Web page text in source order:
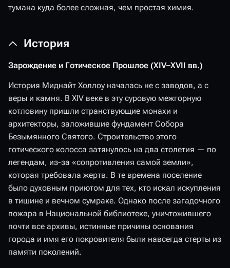
тумана куда более сложная, чем простая химия.
История
Зарождение и Готическое Прошлое (XIV–XVII вв.)
История Миднайт Холлоу началась не с заводов, а с
веры и камня. В XIV веке в эту суровую межгорную
котловину пришли странствующие монахи и
архитекторы, заложившие фундамент Собора
Безымянного Святого. Строительство этого
готического колосса затянулось на два столетия — по
легендам, из-за «сопротивления самой земли»,
которая требовала жертв. В те времена поселение
было духовным приютом для тех, кто искал искупления
в тишине и вечном сумраке. Однако после загадочного
пожара в Национальной библиотеке, уничтожившего
почти все архивы, истинные причины основания
города и имя его покровителя были навсегда стерты из
памяти поколений.